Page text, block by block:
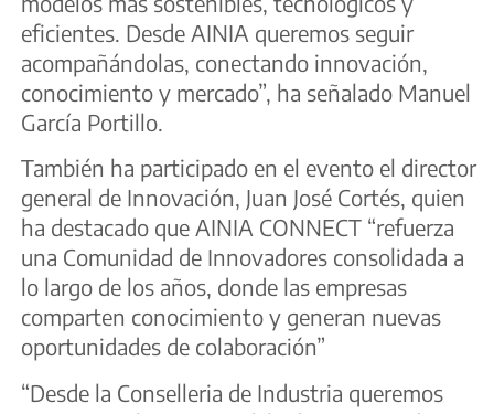
eficientes. Desde AINIA queremos seguir
acompañándolas, conectando innovación,
conocimiento y mercado”, ha señalado Manuel
García Portillo.
También ha participado en el evento el director
general de Innovación, Juan José Cortés, quien
ha destacado que AINIA CONNECT “refuerza
una Comunidad de Innovadores consolidada a
lo largo de los años, donde las empresas
comparten conocimiento y generan nuevas
oportunidades de colaboración”
“Desde la Conselleria de Industria queremos